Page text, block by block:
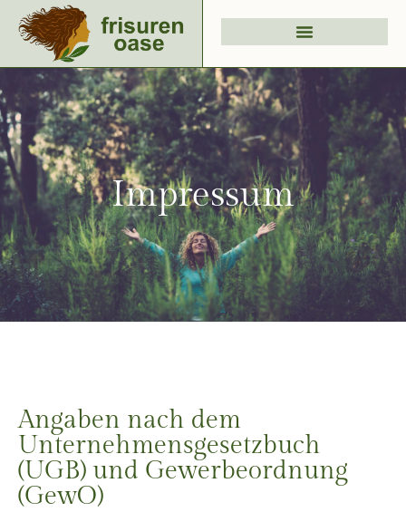
Impressum
Angaben nach dem
Unternehmens­gesetzbuch
(UGB) und Gewerbeordnung
(GewO)